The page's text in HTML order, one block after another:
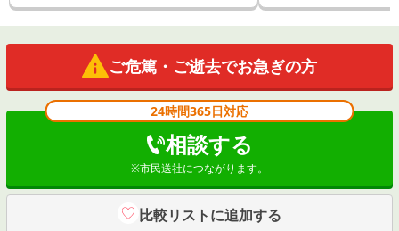
ご危篤・ご逝去でお急ぎの方
24時間365日対応
相談する
※市民送社につながります。
比較リストに追加する